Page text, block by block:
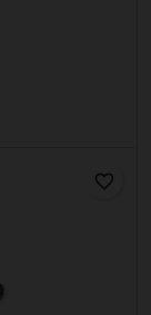
favorite_border